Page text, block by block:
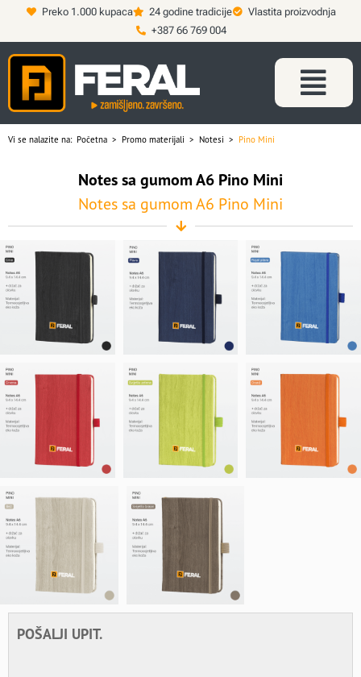
Preko 1.000 kupaca 24 godine tradicije
Vlastita proizvodnja
+387 66 769 004
Vi se nalazite na: Početna > Promo materijali > Notesi > Pino Mini
Notes sa gumom A6 Pino Mini
Notes sa gumom A6 Pino Mini
POŠALJI UPIT.